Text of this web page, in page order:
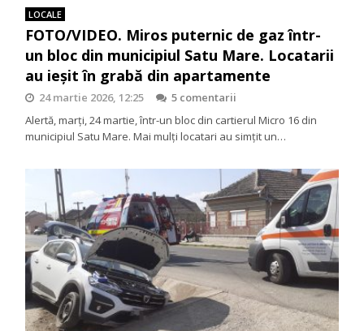
LOCALE
FOTO/VIDEO. Miros puternic de gaz într-
un bloc din municipiul Satu Mare. Locatarii
au ieșit în grabă din apartamente
24 martie 2026, 12:25
5 comentarii
Alertă, marți, 24 martie, într-un bloc din cartierul Micro 16 din
municipiul Satu Mare. Mai mulți locatari au simțit un…